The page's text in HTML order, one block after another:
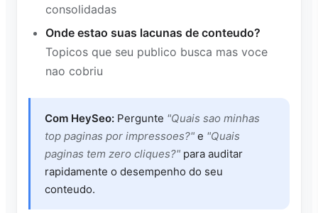
consolidadas
Onde estao suas lacunas de conteudo?
Topicos que seu publico busca mas voce
nao cobriu
Com HeySeo: Pergunte "Quais sao minhas
top paginas por impressoes?" e "Quais
paginas tem zero cliques?" para auditar
rapidamente o desempenho do seu
conteudo.